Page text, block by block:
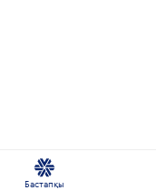
Бастапқы